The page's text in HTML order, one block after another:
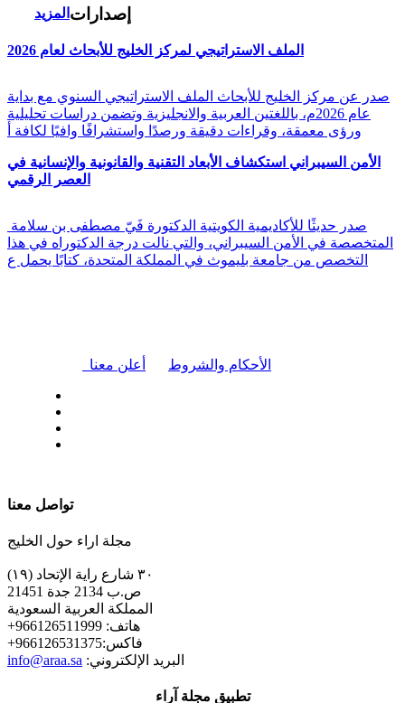
المزيد إصدارات
الملف الاستراتيجي لمركز الخليج للأبحاث لعام 2026
صدر عن مركز الخليج للأبحاث الملف الاستراتيجي السنوي مع بداية
عام 2026م، باللغتين العربية والانجليزية وتضمن دراسات تحليلية
ورؤى معمقة، وقراءات دقيقة ورصدًا واستشرافًا وافيًا لكافة أ
الأمن السيبراني استكشاف الأبعاد التقنية والقانونية والإنسانية في
العصر الرقمي
المتخصصة في الأمن السيبراني، والتي نالت درجة الدكتوراه في هذا
التخصص من جامعة بليموث في المملكة المتحدة، كتابًا يحمل ع
أعلن معنا الأحكام والشروط
تواصل معنا
مجلة اراء حول الخليج
٣٠ شارع راية الإتحاد (١٩)
ص.ب 2134 جدة 21451
المملكة العربية السعودية
+هاتف: 966126511999
+فاكس:966126531375
info@araa.sa :البريد الإلكتروني
تطبيق مجلة آراء